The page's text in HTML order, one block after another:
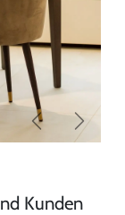
Zurück Weiter
Kunden